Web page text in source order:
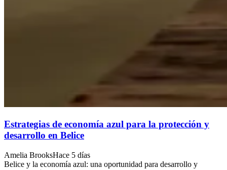
Estrategias de economía azul para la protección y
desarrollo en Belice
Amelia BrooksHace 5 días
Belice y la economía azul: una oportunidad para desarrollo y